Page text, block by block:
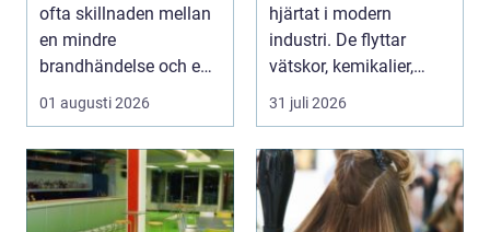
ofta skillnaden mellan
en mindre
brandhändelse och en
total förlust av
01 augusti 2026
hjärtat i modern
industri. De flyttar
vätskor, kemikalier,
oljor,...
31 juli 2026